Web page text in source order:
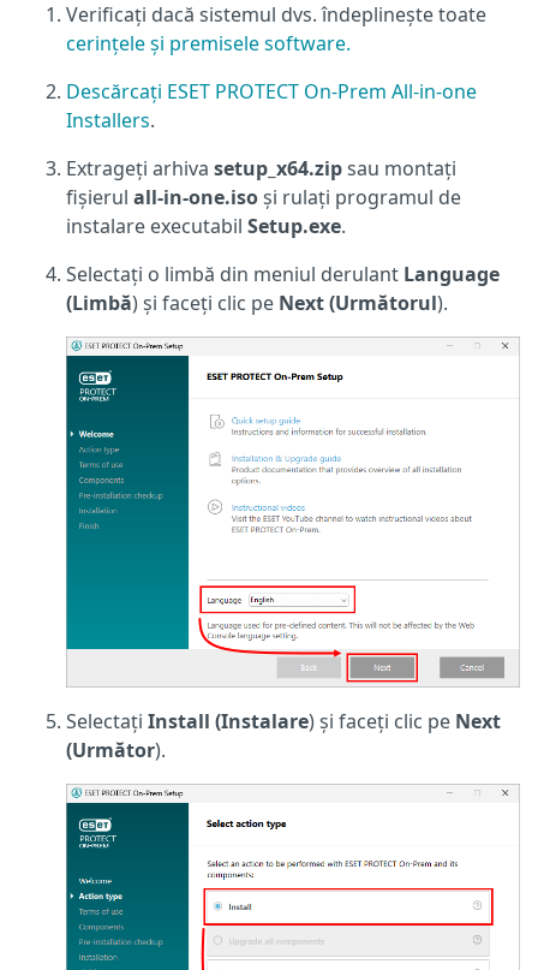
Verificați dacă sistemul dvs. îndeplinește toate
cerințele și premisele software.
Descărcați ESET PROTECT On-Prem All-in-one
Installers.
Extrageți arhiva setup_x64.zipsau montați
fișierul all-in-one.isoși rulați programul de
instalare executabil Setup.exe.
Selectați o limbă din meniul derulant Language
(Limbă)și faceți clic pe Next (Următorul).
Selectați Install (Instalare)și faceți clic pe Next
(Următor).